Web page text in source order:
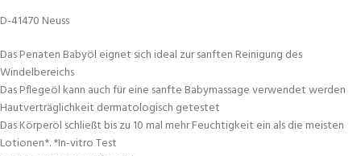
D-41470 Neuss
Das Penaten Babyöl eignet sich ideal zur sanften Reinigung des
Windelbereichs
Das Pflegeöl kann auch für eine sanfte Babymassage verwendet werden
Hautverträglichkeit dermatologisch getestet
Das Körperöl schließt bis zu 10 mal mehr Feuchtigkeit ein als die meisten
Lotionen*. *In-vitro Test